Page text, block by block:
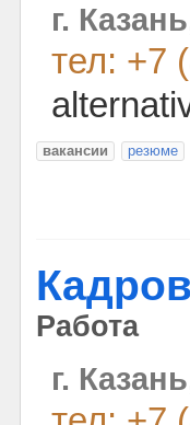
г.
тел: +7
вакансии резюме
Работа
г.